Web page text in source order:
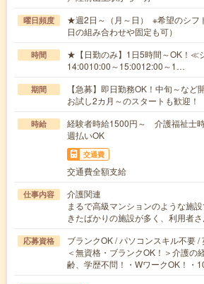
曜日頻度
★週2日～（月～日） ※希望のシフ
日の組み合わせや固定も可）
時間
★【日勤のみ】1日5時間～OK！≪
14:0010:00～15:0012:00～1…
期間
【急募】即日勤務OK！中旬～な
お試し2カ月～のスタートも歓迎！
時給
経験者時給1500円～ 介護福祉士
週払いOK
交通費
交通費全額支給
仕事内容
介護関連
まるで高級マンションのような施
きたばかりの施設が多く、利用者
応募資格
ブランクOK / パソコンスキル不要 /
＜無資格・ブランクOK！＞介護の
齢、学歴不問！・WワークOK！・